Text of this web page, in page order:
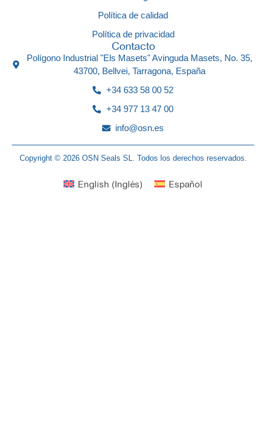
Política de calidad
Política de privacidad
Contacto
Polígono Industrial "Els Masets" Avinguda Masets, No. 35,
43700, Bellvei, Tarragona, España
+34 633 58 00 52
+34 977 13 47 00
info@osn.es
Copyright © 2026 OSN Seals SL. Todos los derechos reservados.
English (Inglés) Español